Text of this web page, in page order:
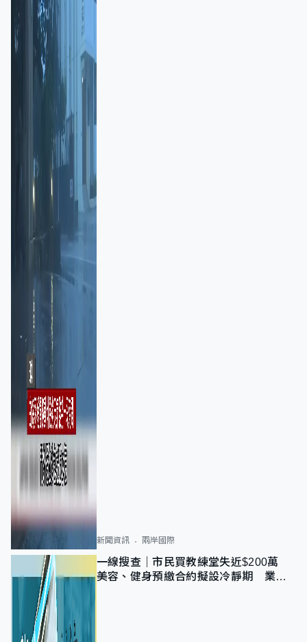
新聞資訊 兩岸國際
一線搜查｜市民買教練堂失近$200萬
美容、健身預繳合約擬設冷靜期 業界